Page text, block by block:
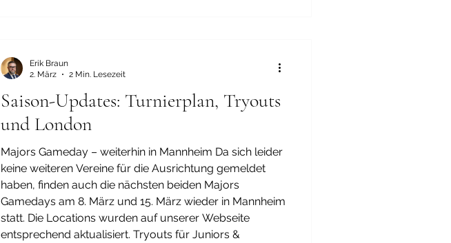
Saison-Updates: Turnierplan, Tryouts
und London
Majors Gameday – weiterhin in Mannheim Da sich leider
keine weiteren Vereine für die Ausrichtung gemeldet
haben, finden auch die nächsten beiden Majors
Gamedays am 8. März und 15. März wieder in Mannheim
statt. Die Locations wurden auf unserer Webseite
entsprechend aktualisiert. Tryouts für Juniors &
Erik Braun
2. März
2 Min. Lesezeit